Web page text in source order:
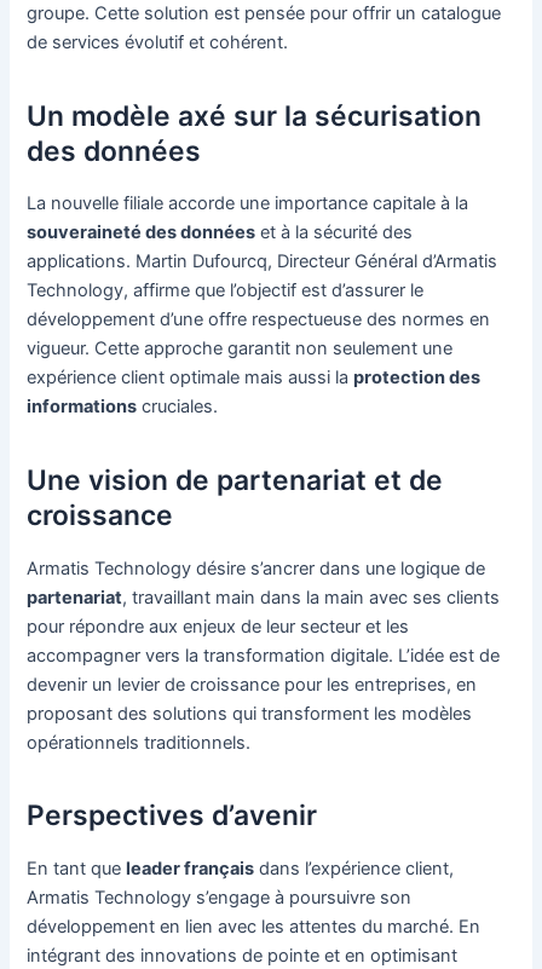
groupe. Cette solution est pensée pour offrir un catalogue
de services évolutif et cohérent.
Un modèle axé sur la sécurisation
des données
La nouvelle filiale accorde une importance capitale à la
souveraineté des données et à la sécurité des
applications. Martin Dufourcq, Directeur Général d’Armatis
Technology, affirme que l’objectif est d’assurer le
développement d’une offre respectueuse des normes en
vigueur. Cette approche garantit non seulement une
expérience client optimale mais aussi laprotection des
informations cruciales.
Une vision de partenariat et de
croissance
Armatis Technology désire s’ancrer dans une logique de
partenariat, travaillant main dans la main avec ses clients
pour répondre aux enjeux de leur secteur et les
accompagner vers la transformation digitale. L’idée est de
devenir un levier de croissance pour les entreprises, en
proposant des solutions qui transforment les modèles
opérationnels traditionnels.
Perspectives d’avenir
En tant queleader français dans l’expérience client,
Armatis Technology s’engage à poursuivre son
développement en lien avec les attentes du marché. En
intégrant des innovations de pointe et en optimisant